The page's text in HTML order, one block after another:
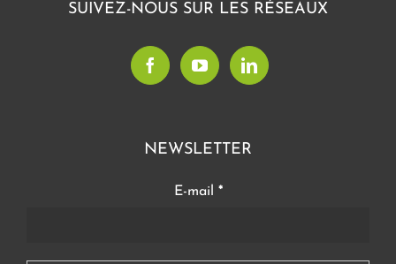
SUIVEZ-NOUS SUR LES RÉSEAUX
NEWSLETTER
E-mail *